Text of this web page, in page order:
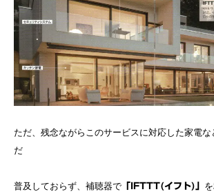
ただ、残念ながらこのサービスに対応した家電な
だ
普及しておらず、補聴器で 「IFTTT(イフト)」